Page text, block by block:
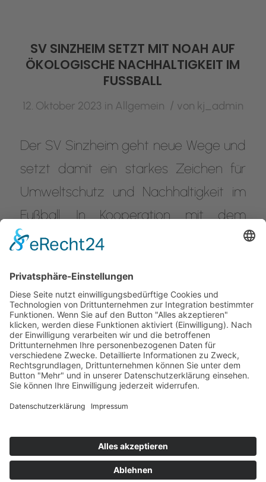
SV SINZHEIM SETZT MIT NOAH AUF
ÖKOLOGISCHE NACHHALTIGKEIT IM
FUSSBALL
12. Oktober 2023 in Allgemein / von kj_admin
Der SV Sinzheim geht neue Wege und
setzt damit ein starkes Zeichen für
Umweltschutz und Nachhaltigkeit im
Fußball. In Kooperation mit dem
innovativen Teamsportanbieter NOAH
September 2023 viele Trikotsets des
SV Sinzheim aus 100% recyceltem
Polyester hergestellt. Damit möchte
der Verein einen bedeutenden Beitrag
zur Reduzierung des ökologischen
Fußabdrucks leisten […]